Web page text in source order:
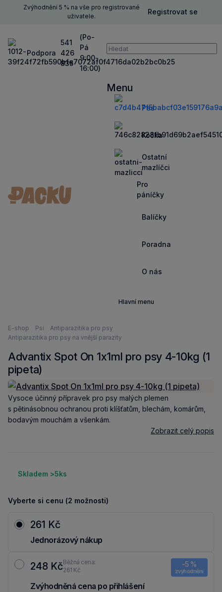
Zvýhodnění 5 % na vše pro registrované
uživatele.
Registrovat se
Podpora
541
426
835
(Po-
Pá
9:00-
16:00)
Vyhledávání
Menu
Pes
ZobrazitZobrazit
Kočka
ZobrazitZobrazit
Ostatní
mazlíčci
Pro
páníčky
Balíčky
Poradna
O nás
Hlavní menu
Nacházíte
se
E-shop Psi
Antiparazitika pro psy
Antiparazitika pro psy na vnější parazity
Advantix Spot On 1x1ml pro psy 4-10kg (1
pipeta)
Vysoce účinný přípravek pro psy malých plemen
s pětinásobnou ochranou proti klíšťatům, blechám, komárům,
bodavým mouchám a všenkám.
Zobrazit celý popis
Skladem >5ks
Vyberte si cenu (2 možnosti)
261 Kč
Jednorázový nákup
248 KčBěžná cena:
261 Kč
-5 %
zvýhodnění
Zvýhodněná cena po přihlášení